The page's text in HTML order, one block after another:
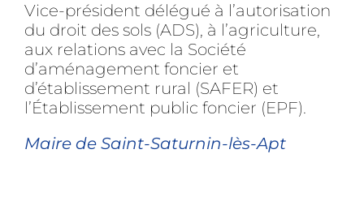
Vice-président délégué à l’autorisation
du droit des sols (ADS), à l’agriculture,
aux relations avec la Société
d’aménagement foncier et
d’établissement rural (SAFER) et
l’Établissement public foncier (EPF).
Maire de Saint-Saturnin-lès-Apt